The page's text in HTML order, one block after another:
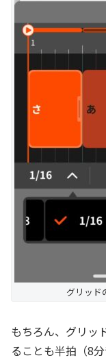
グリッド
もちろん、グリッ
ることも半拍（8